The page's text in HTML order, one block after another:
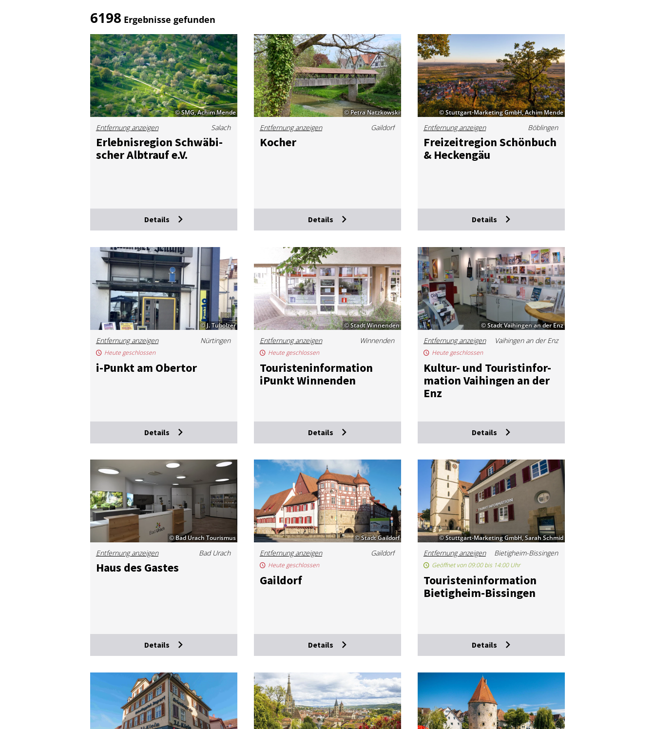
6198 Ergebnisse gefunden
© SMG, Achim Mende
Entfernung anzeigen Salach
Er­leb­nis­re­gi­on Schwä­bi­
scher Alb­trauf e.V.
Details
© Petra Natzkowski
Entfernung anzeigen Gaildorf
Ko­cher
Details
© Stuttgart-Marketing GmbH, Achim Mende
Entfernung anzeigen Böblingen
Frei­zeit­re­gi­on Schön­buch
& He­cken­gäu
Details
© J. Tubolzer
Entfernung anzeigen Nürtingen
i-Punkt am Ober­tor
Heute geschlossen
Details
© Stadt Winnenden
Entfernung anzeigen Winnenden
Tou­ris­ten­in­for­ma­ti­on
iPunkt Win­nen­den
Heute geschlossen
Details
© Stadt Vaihingen an der Enz
Entfernung anzeigen Vaihingen an der Enz
Kul­tur- und Tou­rist­in­for­
ma­ti­on Vai­hin­gen an der
Enz
Heute geschlossen
Details
© Bad Urach Tourismus
Entfernung anzeigen Bad Urach
Haus des Gas­tes
Details
© Stadt Gaildorf
Entfernung anzeigen Gaildorf
Gaildorf
Heute geschlossen
Details
© Stuttgart-Marketing GmbH, Sarah Schmid
Entfernung anzeigen Bietigheim-Bissingen
Tou­ris­ten­in­for­ma­ti­on
Bie­tig­heim-Bis­sin­gen
Geöffnet von 09:00 bis 14:00 Uhr
Details